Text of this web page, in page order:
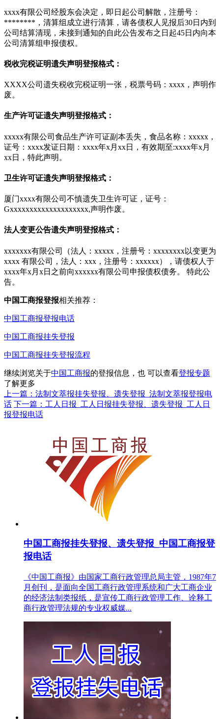
xxxx有限公司经股东会决定，即日起公司解散，注册号：
********，清算组成立进行清算，请各债权人见报后30日内到
公司结算清现，未接到通知的自此公告发布之日起45日内向本
公司清算组申报债权。
税收完税证明遗失声明登报格式：
XXXX公司遗失税收完税证明一张，税票号码：xxxx，声明作
废。
生产许可证遗失声明登报格式：
xxxxx有限公司食品生产许可证副本丢失，食品名称：xxxxx，
证号：xxxx发证日期：xxxx年x月xx日，有效期至:xxxx年x月
xx日，特此声明。
卫生许可证遗失声明登报格式：
厦门xxxx有限公司不慎遗失卫生许可证，证号：
Gxxxxxxxxxxxxxxxxxxxx,声明作废。
法人变更公告遗失声明登报格式：
xxxxxxx有限公司（法人：xxxxx，注册号：xxxxxxxx以变更为
xxxx 有限公司，法人：xxx，注册号：xxxxxx），请债权人于
xxxx年x月x日之前向xxxxxx有限公司申报债权债务。 特此公
告。
中国工商报登报相关推荐：
中国工商报登报电话
中国工商报挂失登报
中国工商报挂失登报流程
继续浏览关于中国工商报的登报信息，也 可以查看登报专题
了解更多
上一篇：法制文萃报挂失登报、遗失登报_法制文萃报登报电
话 下一篇：工人日报_工人日报挂失登报、遗失登报_工人日
报登报电话
中国工商报挂失登报、遗失登报_中国工商报登
报电话
《中国工商报》由国家工商行政管理总局主管，1987年7
月创刊，是面向全国工商行政管理系统和广大工商企业
的经济法制类报纸，是宣传工商行政管理工作、诠释工
商行政管理法规的专业权威媒...